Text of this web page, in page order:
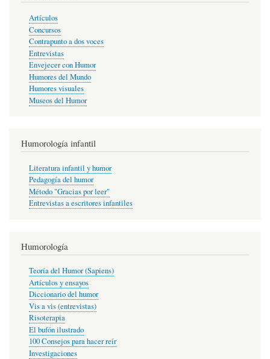
Artículos
Concursos
Contrapunto a dos voces
Entrevistas
Envejecer con Humor
Humores del Mundo
Humores visuales
Museos del Humor
Humorología infantil
Literatura infantil y humor
Pedagogía del humor
Método "Gracias por leer"
Entrevistas a escritores infantiles
Humorología
Teoría del Humor (Sapiens)
Artículos y ensayos
Diccionario del humor
Vis a vis (entrevistas)
Risoterapia
El bufón ilustrado
100 Consejos para hacer reír
Investigaciones